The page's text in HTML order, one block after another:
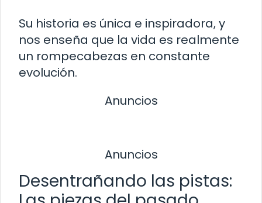
Su historia es única e inspiradora, y
nos enseña que la vida es realmente
un rompecabezas en constante
evolución.
Anuncios
Anuncios
Desentrañando las pistas: